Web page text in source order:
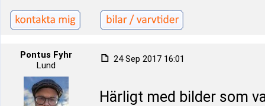
Pontus Fyhr
Lund
24 Sep 2017 16:01
Härligt med bilder som